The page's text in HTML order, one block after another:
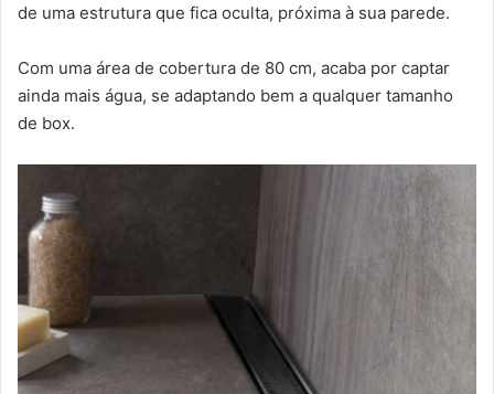
de uma estrutura que fica oculta, próxima à sua parede.
Com uma área de cobertura de 80 cm, acaba por captar
ainda mais água, se adaptando bem a qualquer tamanho
de box.